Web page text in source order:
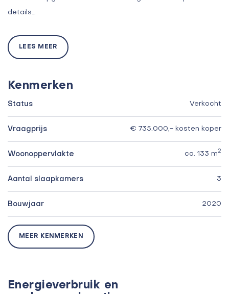
details…
LEES MEER
Kenmerken
Status Verkocht
Vraagprijs € 735.000,- kosten koper
Woonoppervlakte ca. 133 m2
Aantal slaapkamers 3
Bouwjaar 2020
MEER KENMERKEN
Energieverbruik en